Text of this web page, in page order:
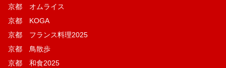
京都 オムライス
京都 KOGA
京都 フランス料理2025
京都 鳥散歩
京都 和食2025